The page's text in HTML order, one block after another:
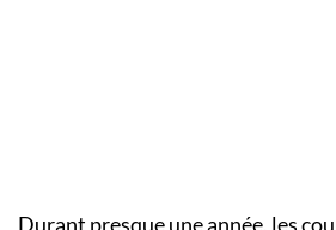
Durant presque une année, les